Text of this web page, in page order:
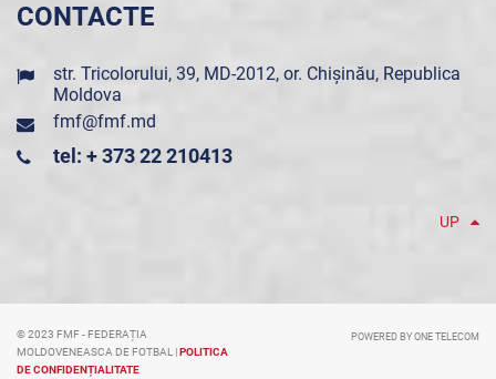
CONTACTE
str. Tricolorului, 39, MD-2012, or. Chișinău, Republica
Moldova
fmf@fmf.md
tel: + 373 22 210413
UP
© 2023 FMF - FEDERAȚIA
MOLDOVENEASCA DE FOTBAL |POLITICA
DE CONFIDENȚIALITATE
POWERED BY ONE TELECOM